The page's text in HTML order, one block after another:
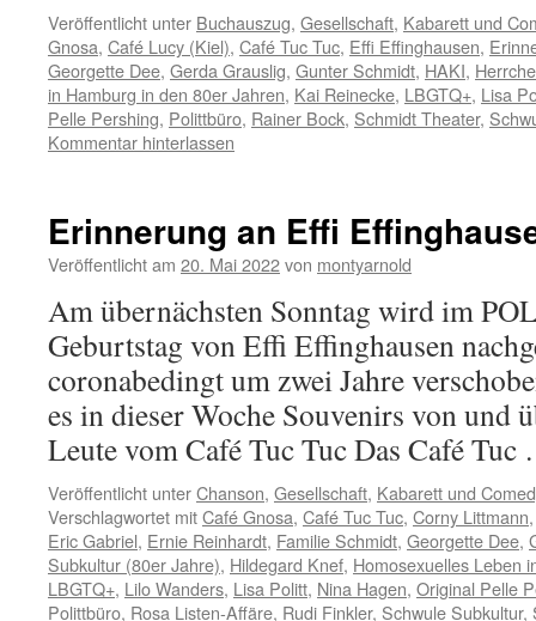
Veröffentlicht unter Buchauszug, Gesellschaft, Kabarett und
Gnosa, Café Lucy (Kiel), Café Tuc Tuc, Effi Effinghausen,
Georgette Dee, Gerda Grauslig, Gunter Schmidt, HAKI,
in Hamburg in den 80er Jahren, Kai Reinecke, LBGTQ+, Lisa
Pelle Pershing, Polittbüro, Rainer Bock, Schmidt Theater,
Kommentar hinterlassen
Erinnerung an Effi
Veröffentlicht am 20. Mai 2022von montyarnold
Am übernächsten Sonntag wird im
Geburtstag von Effi Effinghausen
coronabedingt um zwei Jahre
es in dieser Woche Souvenirs von und
Leute vom Café Tuc Tuc Das Café
Veröffentlicht unterChanson, Gesellschaft, Kabarett und
Verschlagwortet mitCafé Gnosa, Café Tuc Tuc, Corny Littmann
Eric Gabriel, Ernie Reinhardt, Familie Schmidt, Georgette Dee,
Subkultur (80er Jahre), Hildegard Knef, Homosexuelles Leben
LBGTQ+, Lilo Wanders, Lisa Politt, Nina Hagen, Original Pelle
Polittbüro, Rosa Listen-Affäre, Rudi Finkler, Schwule Subkultur,